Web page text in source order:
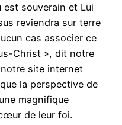
est souverain et Lui
reviendra sur terre
cas associer ce
Christ », dit notre
site internet
la perspective de
magnifique
de leur foi.